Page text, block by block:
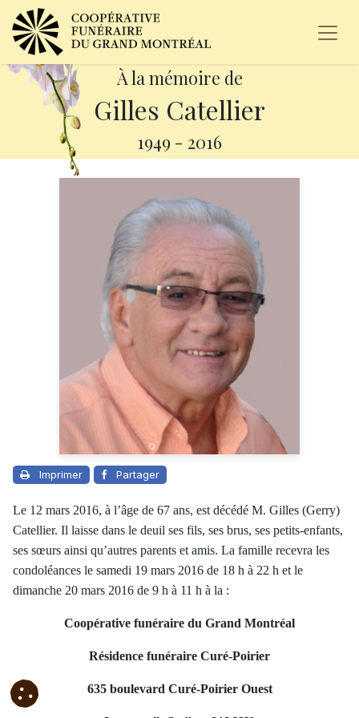
À la mémoire de
Gilles Catellier
1949 - 2016
Imprimer Partager
Le 12 mars 2016, à l’âge de 67 ans, est décédé M. Gilles (Gerry)
Catellier. Il laisse dans le deuil ses fils, ses brus, ses petits-enfants,
ses sœurs ainsi qu’autres parents et amis. La famille recevra les
condoléances le samedi 19 mars 2016 de 18 h à 22 h et le
dimanche 20 mars 2016 de 9 h à 11 h à la :
Coopérative funéraire du Grand Montréal
Résidence funéraire Curé-Poirier
635 boulevard Curé-Poirier Ouest